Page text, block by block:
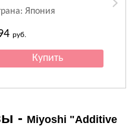
Япония
руб.
- Miyoshi "Additive